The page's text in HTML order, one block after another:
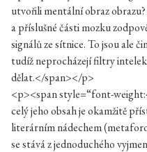
utvořili mentální obraz
a příslušné části mozku
signálů ze sítnice. To jsou ale
tudíž neprocházejí filtry
dělat.</span></p>
<p><span style=“font-
celý jeho obsah je okamžitě
literárním nádechem
se stává z jednoduchého